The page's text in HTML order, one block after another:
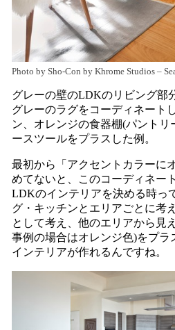
Photo by Sho-Con by Khrome Studios–
グレーの壁のLDKのリビング部
グレーのラグをコーディネート
ン、オレンジの食器棚(パントリ
ースツールをプラスした例。
最初から「アクセントカラーに
めてないと、このコーディネー
LDKのインテリアを決める時っ
グ・キッチンとエリアごとに考
として考え、他のエリアから見
事例の場合はオレンジ色)をプラ
インテリアが作れるんですね。